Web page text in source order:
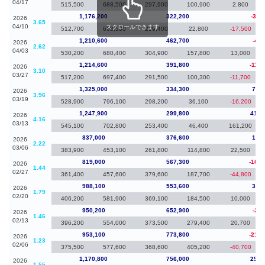
04/17
515,500
688,500 297,900 100,900 2,800
2026
04/10
3.65
1,176,200 322,200
-
512,700
663,500 299,400 22,800 -17,500
2026
04/03
2.62
1,210,600 462,700
-
530,200
680,400 304,900 157,800 13,000
2026
03/27
3.10
1,214,600 391,800
-
517,200
697,400 291,500 100,300 -11,700
2026
03/19
3.96
1,325,000 334,300
528,900
796,100 298,200 36,100 -16,200
2026
03/13
4.16
1,247,900 299,800
545,100
702,800 253,400 46,400 161,200
2026
03/06
2.22
837,000 376,600
383,900
453,100 261,800 114,800 22,500
2026
02/27
1.44
819,000 567,300
-
361,400
457,600 379,600 187,700 -44,800
2026
02/20
1.79
988,100 553,600
406,200
581,900 369,100 184,500 10,000
2026
02/13
1.46
950,200 652,900
-
396,200
554,000 373,500 279,400 20,700
2026
02/06
1.23
953,100 773,800
-
375,500
577,600 368,600 405,200 -40,700
2026 1,170,800 756,000
スクロールできます